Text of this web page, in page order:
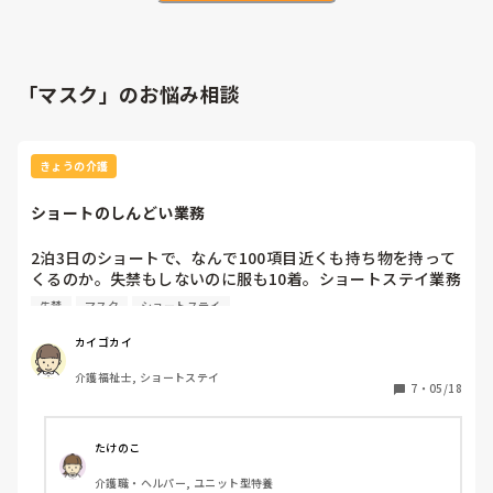
「マスク」のお悩み相談
きょうの介護
ショートのしんどい業務
2泊3日のショートで、なんで100項目近くも持ち物を持って
くるのか。失禁もしないのに服も10着。ショートステイ業務
の一番嫌いな仕事だ。荷物のチェックと退所のチェック。マ
ど、衛生的にどうなんかなといつも思う。
失禁 マスク ショートステイ
カイゴカイ
介護福祉士, ショートステイ
7 ・ 05/18
たけのこ
介護職・ヘルパー, ユニット型特養